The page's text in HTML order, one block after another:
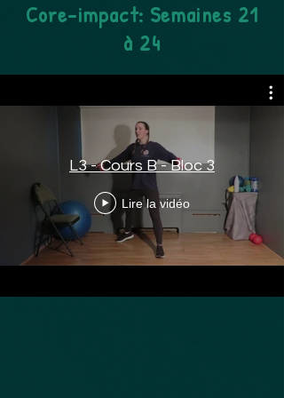
Core-impact: Semaines 21
à 24
L3 - Cours B - Bloc 3
Lire la vidéo